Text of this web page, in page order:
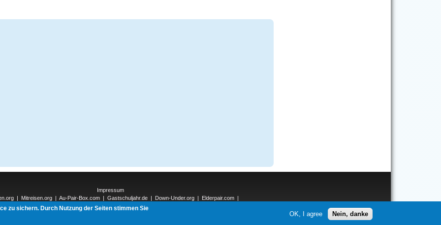
Impressum
| Mitreisen.org | Au-Pair-Box.com | Gastschuljahr.de | Down-Under.org | Elderpair.com |
Verlag.de|Natur-und-Umwelt.org|ReiseTops.com
zu sichern. Durch Nutzung der Seiten stimmen Sie
OK, I agree Nein, danke